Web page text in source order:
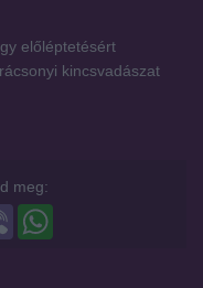
előléptetésért
kincsvadászat
meg:
Viber